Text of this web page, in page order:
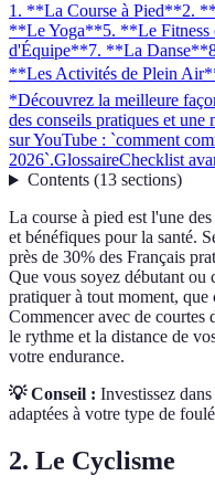
1. **La Course à Pied**2.
**Le Yoga**5. **Le Fitness
d'Équipe**7. **La Danse**
**Les Activités de Plein
*Découvrez la meilleure
des conseils pratiques et une
sur YouTube : `comment
2026`.GlossaireChecklist
Contents(13 sections)
La course à pied est l'une
et bénéfiques pour la santé.
près de 30% des Français
Que vous soyez débutant ou
pratiquer à tout moment, que
Commencer avec de courtes
le rythme et la distance de
votre endurance.
💡 Conseil : Investissez
adaptées à votre type de
2. Le Cyclisme